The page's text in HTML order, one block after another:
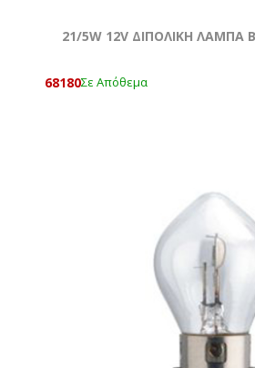
21/5W 12V ΔΙΠΟΛΙΚΗ ΛΑΜΠΑ
68180Σε Απόθεμα